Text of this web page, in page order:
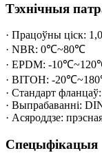
Тэхнічныя
· Працоўны ціск:
· NBR: 0℃~80℃
· EPDM: -
· ВІТОН: -
· Стандарт
· Выпрабаванні:
· Асяроддзе:
Спецыфікацыя